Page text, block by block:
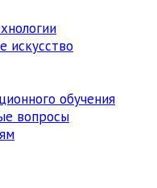
искусство
обучения
вопросы